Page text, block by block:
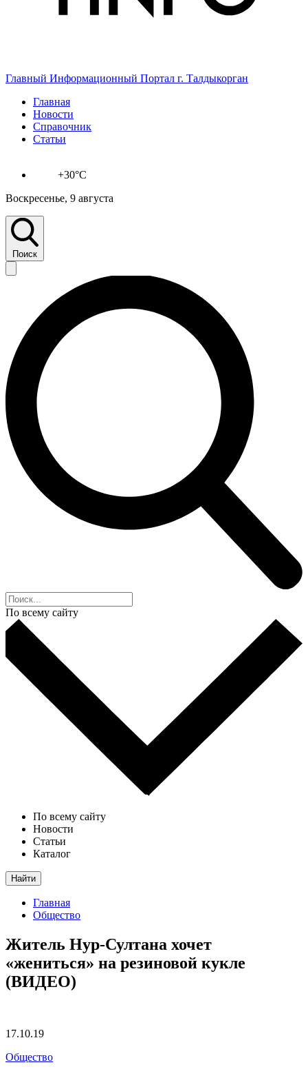
Главный Информационный Портал г. Талдыкорган
Главная
Новости
Справочник
Статьи
+30°C
Воскресенье, 9 августа
Поиск
По всему сайту
По всему сайту
Новости
Статьи
Каталог
Найти
Главная
Общество
Житель Нур-Султана хочет
«жениться» на резиновой кукле
(ВИДЕО)
17.10.19
Общество